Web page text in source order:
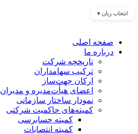
انتخاب زبان ▾
صفحه اصلی
درباره ما
تاریخچه شرکت
ترکیب سهامداران
ارکان جهت‌ساز
اعضای هیأت‌مدیره و مدیران
نمودار ساختار سازمانی
کمیته‌های حاکمیت شرکتی
کمیته حسابرسی
کمیته انتصابات